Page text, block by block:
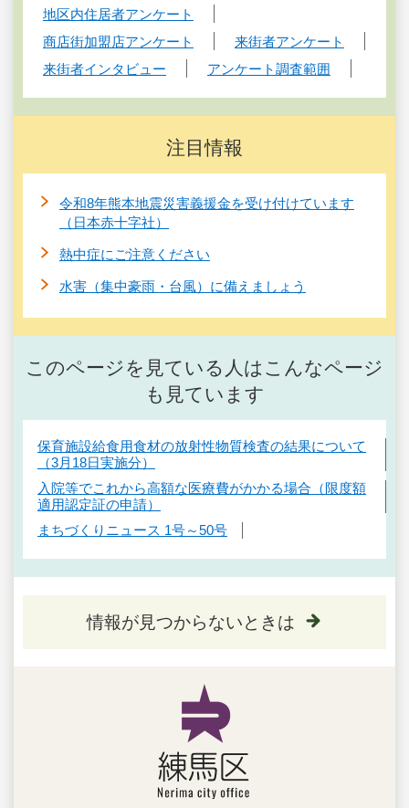
地区内住居者アンケート
商店街加盟店アンケート
来街者アンケート
来街者インタビュー
アンケート調査範囲
注目情報
令和8年熊本地震災害義援金を受け付けています
（日本赤十字社）
熱中症にご注意ください
水害（集中豪雨・台風）に備えましょう
このページを見ている人はこんなページ
も見ています
保育施設給食用食材の放射性物質検査の結果について
（3月18日実施分）
入院等でこれから高額な医療費がかかる場合（限度額
適用認定証の申請）
まちづくりニュース 1号～50号
情報が見つからないときは